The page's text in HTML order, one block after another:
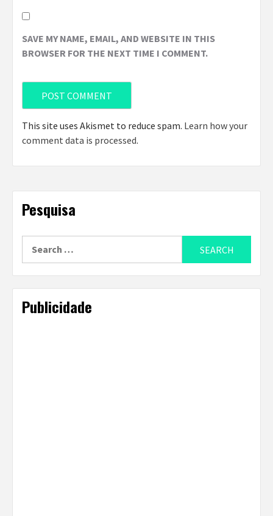
SAVE MY NAME, EMAIL, AND WEBSITE IN THIS
BROWSER FOR THE NEXT TIME I COMMENT.
This site uses Akismet to reduce spam. Learn how your
comment data is processed.
Pesquisa
Publicidade